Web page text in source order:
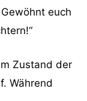
euch
Zustand der
Während